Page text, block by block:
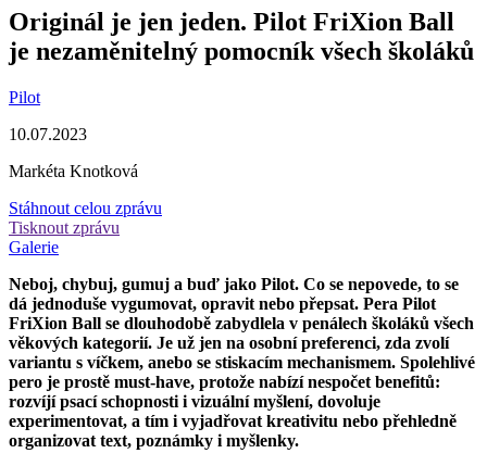
Originál je jen jeden. Pilot FriXion Ball
je nezaměnitelný pomocník všech školáků
Pilot
10.07.2023
Markéta Knotková
Stáhnout celou zprávu
Tisknout zprávu
Galerie
Neboj, chybuj, gumuj a buď jako Pilot. Co se nepovede, to se
dá jednoduše vygumovat, opravit nebo přepsat. Pera Pilot
FriXion Ball se dlouhodobě zabydlela v penálech školáků všech
věkových kategorií. Je už jen na osobní preferenci, zda zvolí
variantu s víčkem, anebo se stiskacím mechanismem. Spolehlivé
pero je prostě must-have, protože nabízí nespočet benefitů:
rozvíjí psací schopnosti i vizuální myšlení, dovoluje
experimentovat, a tím i vyjadřovat kreativitu nebo přehledně
organizovat text, poznámky i myšlenky.